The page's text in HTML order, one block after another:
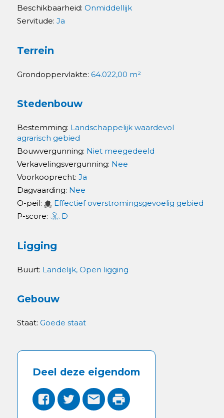
Beschikbaarheid: Onmiddellijk
Servitude: Ja
Terrein
Grondoppervlakte: 64.022,00 m²
Stedenbouw
Bestemming: Landschappelijk waardevol
agrarisch gebied
Bouwvergunning: Niet meegedeeld
Verkavelingsvergunning: Nee
Voorkooprecht: Ja
Dagvaarding: Nee
O-peil:
Effectief overstromingsgevoelig gebied
P-score:
D
Ligging
Buurt: Landelijk, Open ligging
Deel deze eigendom
Gebouw
Staat: Goede staat